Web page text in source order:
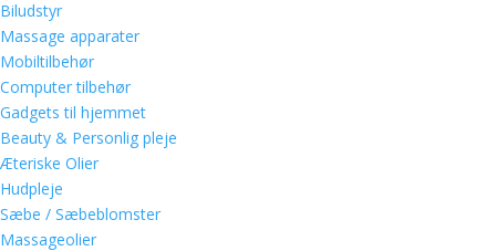
Biludstyr
Massage apparater
Mobiltilbehør
Computer tilbehør
Gadgets til hjemmet
Beauty & Personlig pleje
Æteriske Olier
Hudpleje
Sæbe / Sæbeblomster
Massageolier